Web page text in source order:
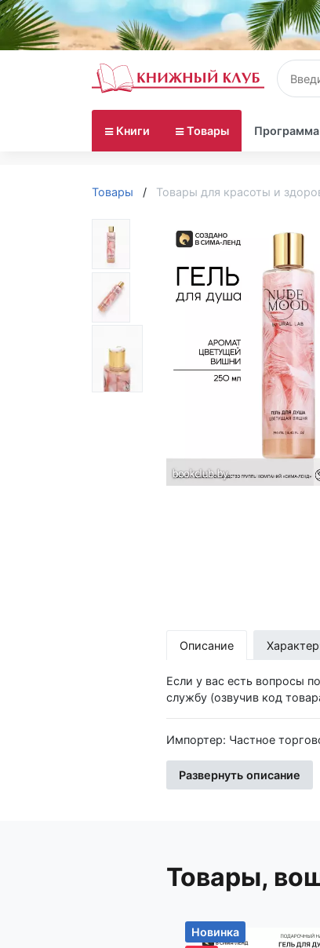
Книги Товары Программа
Товары Товары для красоты и
Описание
Если у вас есть вопросы
службу (озвучив код
Импортер: Частное торговое унитарное предприятие «Книжный Клуб», Республика Беларусь,
Развернуть описание
Товары,
Новинка